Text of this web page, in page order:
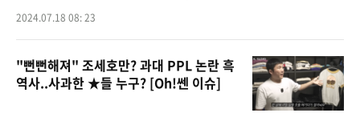
2024.07.18 08: 23
"뻔뻔해져" 조세호만? 과대 PPL 논란 흑
역사..사과한 ★들 누구? [Oh!쎈 이슈]